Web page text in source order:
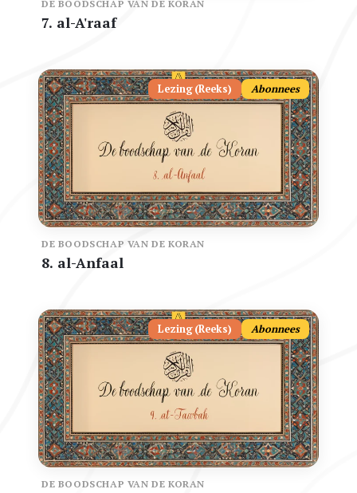
DE BOODSCHAP VAN DE KORAN
7. al-A'raaf
Lezing (Reeks) Abonnees
DE BOODSCHAP VAN DE KORAN
8. al-Anfaal
Lezing (Reeks) Abonnees
DE BOODSCHAP VAN DE KORAN